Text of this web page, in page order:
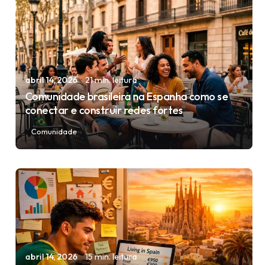
Posted by
igorodrigues.web@gmail.com
abril 14, 2026 21 min. leitura
Comunidade brasileira na Espanha como se
conectar e construir redes fortes
Comunidade
Posted by
igorodrigues.web@gmail.com
abril 14, 2026 15 min. leitura